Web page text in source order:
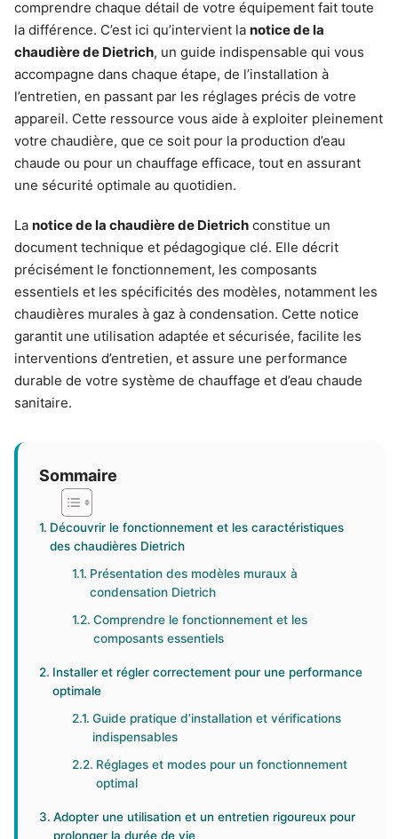
comprendre chaque détail de votre équipement fait toute
la différence. C’est ici qu’intervient la notice de la
chaudière de Dietrich, un guide indispensable qui vous
accompagne dans chaque étape, de l’installation à
l’entretien, en passant par les réglages précis de votre
appareil. Cette ressource vous aide à exploiter pleinement
votre chaudière, que ce soit pour la production d’eau
chaude ou pour un chauffage efficace, tout en assurant
une sécurité optimale au quotidien.
La notice de la chaudière de Dietrich constitue un
document technique et pédagogique clé. Elle décrit
précisément le fonctionnement, les composants
essentiels et les spécificités des modèles, notamment les
chaudières murales à gaz à condensation. Cette notice
garantit une utilisation adaptée et sécurisée, facilite les
interventions d’entretien, et assure une performance
durable de votre système de chauffage et d’eau chaude
sanitaire.
Sommaire
Découvrir le fonctionnement et les caractéristiques
des chaudières Dietrich
Présentation des modèles muraux à
condensation Dietrich
Comprendre le fonctionnement et les
composants essentiels
Installer et régler correctement pour une performance
optimale
Guide pratique d’installation et vérifications
indispensables
Réglages et modes pour un fonctionnement
optimal
Adopter une utilisation et un entretien rigoureux pour
prolonger la durée de vie